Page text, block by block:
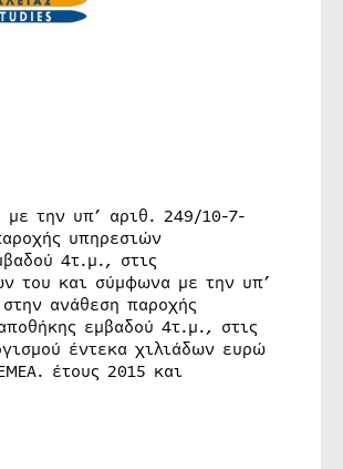
με την υπ’ αριθ. 249/10-7-
υπηρεσιών
4τ.μ., στις
του και σύμφωνα με την υπ’
ανάθεση παροχής
εμβαδού 4τ.μ., στις
έντεκα χιλιάδων ευρώ
έτους 2015 και